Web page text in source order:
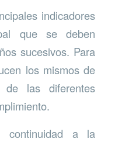
indicadores
que se deben
sucesivos. Para
los mismos de
las diferentes
a la